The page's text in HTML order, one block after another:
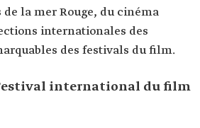
la mer Rouge, du cinéma
internationales des
des festivals du film.
international du film